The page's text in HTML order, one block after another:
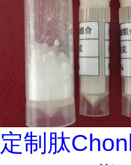
定制肽